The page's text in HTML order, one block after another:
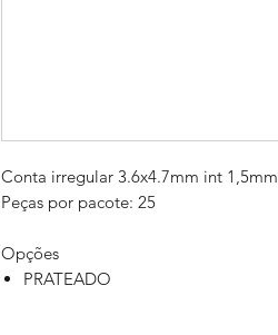
Conta irregular 3.6x4.7mm int 1,5mm
Peças por pacote: 25
Opções
PRATEADO